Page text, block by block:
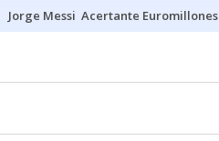
Jorge Messi Acertante Euromillones